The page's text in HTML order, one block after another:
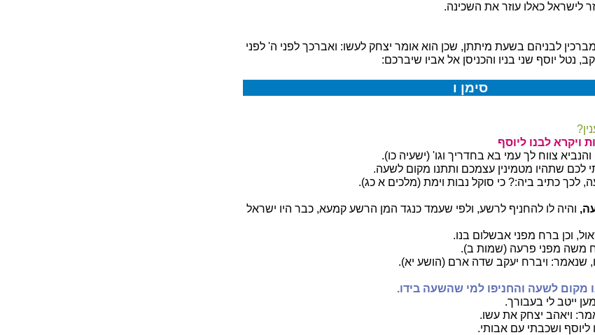
לישראל כאלו עוזר את השכינה.
לבניהם בשעת מיתתן, שכן הוא אומר יצחק לעשו: ואברכך לפני ה' לפני
נטל יוסף שני בניו והכניסן אל אביו שיברכם:
סימן ו
ויקרא לבנו ליוסף
צווח לך עמי בא בחדריך וגו' (ישעיה כו).
לכם שתהיו מטמינין עצמכם ותתנו מקום לשעה.
לכך כתיב ביה:? כי סוקל נבות וימת (מלכים א כג).
והיה לו להחניף לרשע, ולפי שעמד כנגד המן הרשע קמעא, כבר היו ישראל
וכן ברח מפני אבשלום בנו.
משה מפני פרעה (שמות ב).
שנאמר: ויברח יעקב שדה ארם (הושע יא).
מקום לשעה והחניפו למי שהשעה בידו.
ייטב לי בעבורך.
ויאהב יצחק את עשו.
ליוסף ושכבתי עם אבותי.